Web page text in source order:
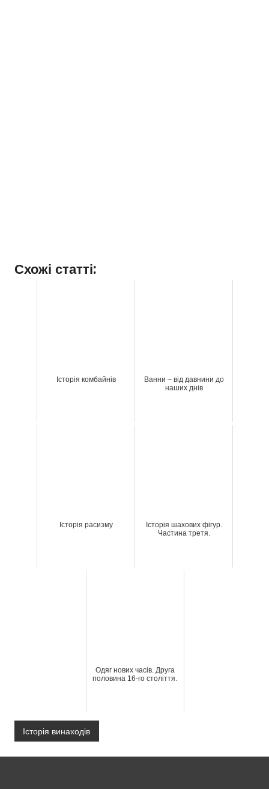
Схожі статті:
Історія комбайнів
Ванни – від давнини до
наших днів
Історія расизму
Історія шахових фігур.
Частина третя.
Одяг нових часів. Друга
половина 16-го століття.
Історія винаходів